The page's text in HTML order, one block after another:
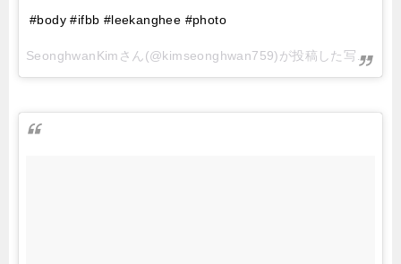
#body #ifbb #leekanghee #photo
SeonghwanKimさん(@kimseonghwan759)が投稿した写真 –